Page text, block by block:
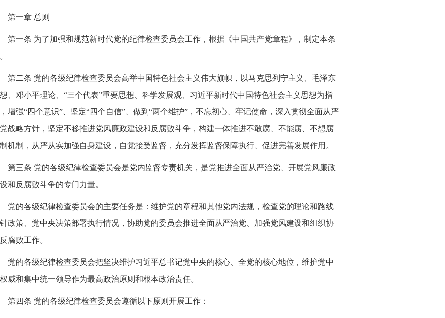
第一章 总则
第一条 为了加强和规范新时代党的纪律检查委员会工作，根据《中国共产党章程》，制定本条
第二条 党的各级纪律检查委员会高举中国特色社会主义伟大旗帜，以马克思列宁主义、毛泽东
、邓小平理论、“三个代表”重要思想、科学发展观、习近平新时代中国特色社会主义思想为指
增强“四个意识”、坚定“四个自信”、做到“两个维护”，不忘初心、牢记使命，深入贯彻全面从严
战略方针，坚定不移推进党风廉政建设和反腐败斗争，构建一体推进不敢腐、不能腐、不想腐
机制，从严从实加强自身建设，自觉接受监督，充分发挥监督保障执行、促进完善发展作用。
第三条 党的各级纪律检查委员会是党内监督专责机关，是党推进全面从严治党、开展党风廉政
和反腐败斗争的专门力量。
党的各级纪律检查委员会的主要任务是：维护党的章程和其他党内法规，检查党的理论和路线
政策、党中央决策部署执行情况，协助党的委员会推进全面从严治党、加强党风建设和组织协
腐败工作。
党的各级纪律检查委员会把坚决维护习近平总书记党中央的核心、全党的核心地位，维护党中
威和集中统一领导作为最高政治原则和根本政治责任。
第四条 党的各级纪律检查委员会遵循以下原则开展工作：